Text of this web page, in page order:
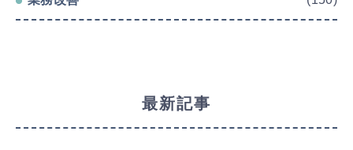
最新記事